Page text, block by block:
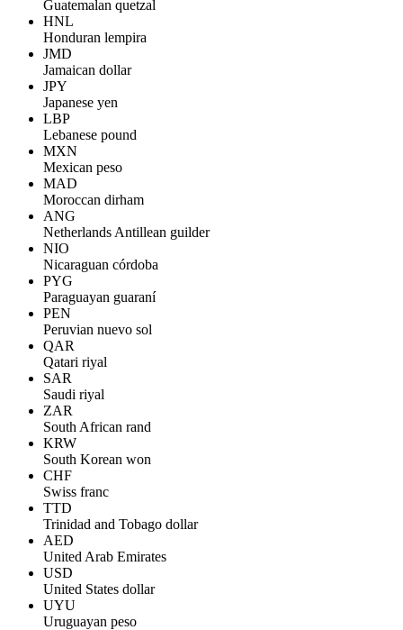
Guatemalan quetzal
HNL
Honduran lempira
JMD
Jamaican dollar
JPY
Japanese yen
LBP
Lebanese pound
MXN
Mexican peso
MAD
Moroccan dirham
ANG
Netherlands Antillean guilder
NIO
Nicaraguan córdoba
PYG
Paraguayan guaraní
PEN
Peruvian nuevo sol
QAR
Qatari riyal
SAR
Saudi riyal
ZAR
South African rand
KRW
South Korean won
CHF
Swiss franc
TTD
Trinidad and Tobago dollar
AED
United Arab Emirates
USD
United States dollar
UYU
Uruguayan peso